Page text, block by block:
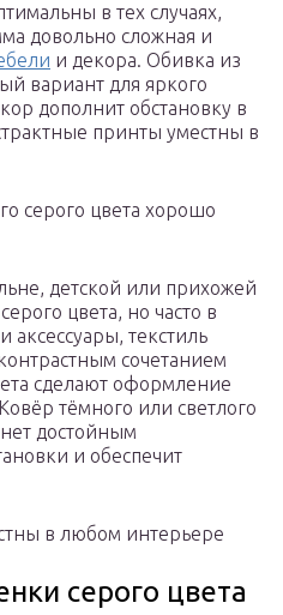
в тех случаях,
довольно сложная и
и декора. Обивка из
вариант для яркого
дополнит обстановку в
принты уместны в
серого цвета хорошо
детской или прихожей
цвета, но часто в
аксессуары, текстиль
сочетанием
сделают оформление
тёмного или светлого
достойным
и обеспечит
в любом интерьере
серого цвета